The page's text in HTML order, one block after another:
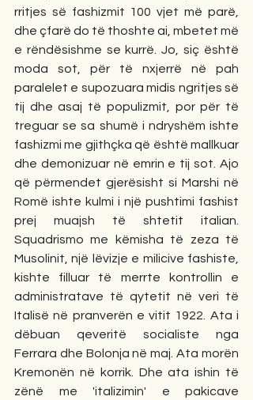
rritjes së fashizmit 100 vjet më parë,
dhe çfarë do të thoshte ai, mbetet më
e rëndësishme se kurrë. Jo, siç është
moda sot, për të nxjerrë në pah
paralelet e supozuara midis ngritjes së
tij dhe asaj të populizmit, por për të
treguar se sa shumë i ndryshëm ishte
fashizmi me gjithçka që është mallkuar
dhe demonizuar në emrin e tij sot. Ajo
që përmendet gjerësisht si Marshi në
Romë ishte kulmi i një pushtimi fashist
prej muajsh të shtetit italian.
Squadrismo me këmisha të zeza të
Musolinit, një lëvizje e milicive fashiste,
kishte filluar të merrte kontrollin e
administratave të qytetit në veri të
Italisë në pranverën e vitit 1922. Ata i
dëbuan qeveritë socialiste nga
Ferrara dhe Bolonja në maj. Ata morën
Kremonën në korrik. Dhe ata ishin të
zënë me 'italizimin' e pakicave